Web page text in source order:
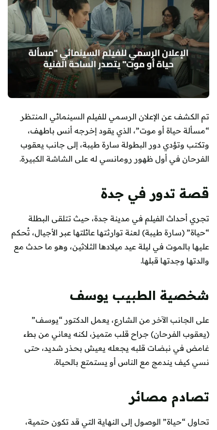
تم الكشف عن الإعلان الرسمي للفيلم السينمائي المنتظر
“مسألة حياة أو موت”، الذي يقود إخرجه أنس باطهف،
وتكتب وتؤدي دور البطولة سارة طيبة، إلى جانب يعقوب
الفرحان في أول ظهور رومانسي له على الشاشة الكبيرة.
قصة تدور في جدة
تجري أحداث الفيلم في مدينة جدة، حيث تتلقى البطلة
“حياة” (سارة طيبة) لعنة توارثتها عائلتها عبر الأجيال، تُحكم
عليها بالموت في ليلة عيد ميلادها الثلاثين، وهو ما حدث مع
والدتها وجدتها قبلها.
شخصية الطبيب يوسف
على الجانب الآخر من الشارع، يعمل الدكتور “يوسف”
(يعقوب الفرحان) جراح قلب متميز، لكنه يعاني من بطء
غامض في نبضات قلبه يجعله يعيش بحذر شديد، حتى
نسي كيف يندمج مع الناس أو يستمتع بالحياة.
تصادم مصائر
تحاول “حياة” الوصول إلى النهاية التي قد تكون حتمية،